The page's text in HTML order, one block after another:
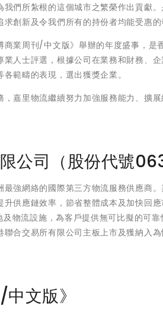
們所紮根的這個城市之繁榮作出貢獻
創新及令我們所有的持份者均能受惠的
業周刊/中文版》舉辦的年度盛事，是
人士評選，根據公司在業務和財務、
範疇的表現，選出獲獎企業。
嘉里物流繼續努力加強服務能力、擴
公司（股份代號
強網絡的國際第三方物流服務供應商
供應鏈效率，節省整體成本及加快回
物流設施，為客戶提供無可比擬的可
聯合交易所有限公司主板上市及獲納入
文版》